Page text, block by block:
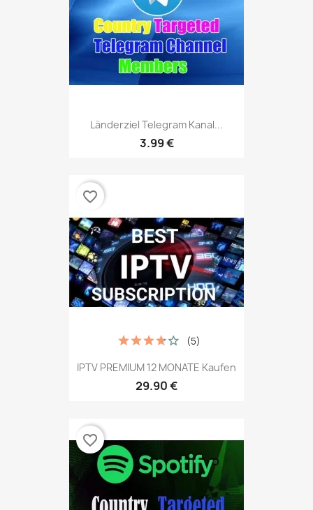
Länderziel Telegram Kanal...
3.99 €
IPTV PREMIUM 12 MONATE Kaufen
29.90 €
(5)
favorite_border
favorite_border